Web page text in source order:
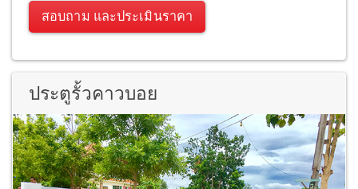
สอบถาม และประเมินราคา
ประตูรั้วคาวบอย